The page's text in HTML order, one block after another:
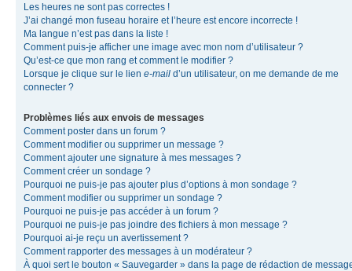
Les heures ne sont pas correctes !
J’ai changé mon fuseau horaire et l’heure est encore incorrecte !
Ma langue n’est pas dans la liste !
Comment puis-je afficher une image avec mon nom d’utilisateur ?
Qu’est-ce que mon rang et comment le modifier ?
Lorsque je clique sur le lien e-mail d’un utilisateur, on me demande de me
connecter ?
Problèmes liés aux envois de messages
Comment poster dans un forum ?
Comment modifier ou supprimer un message ?
Comment ajouter une signature à mes messages ?
Comment créer un sondage ?
Pourquoi ne puis-je pas ajouter plus d’options à mon sondage ?
Comment modifier ou supprimer un sondage ?
Pourquoi ne puis-je pas accéder à un forum ?
Pourquoi ne puis-je pas joindre des fichiers à mon message ?
Pourquoi ai-je reçu un avertissement ?
Comment rapporter des messages à un modérateur ?
À quoi sert le bouton « Sauvegarder » dans la page de rédaction de